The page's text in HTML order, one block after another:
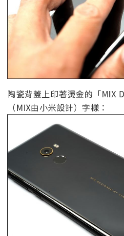
陶瓷背蓋上印著燙金的「MIX
（MIX由小米設計）字樣：